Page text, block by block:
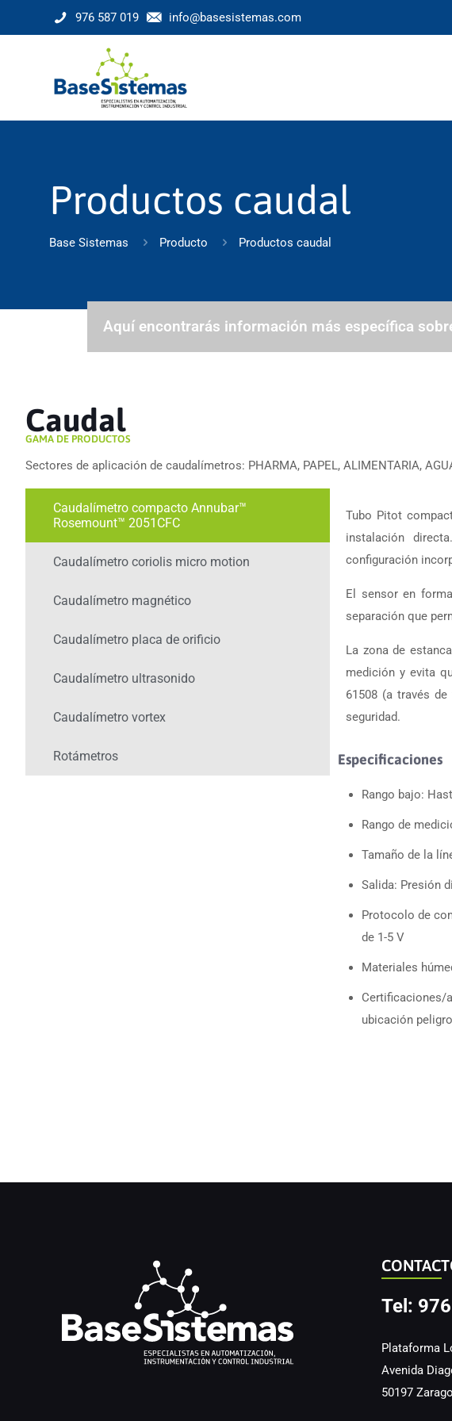
976 587 019 info@basesistemas.com
Productos caudal
Base Sistemas Producto Productos caudal
Aquí encontrarás información más específica
Caudal
GAMA DE PRODUCTOS
Sectores de aplicación de caudalímetros: PHARMA, PAPEL, ALIMENTARIA,
Caudalímetro compacto Annubar™
Rosemount™ 2051CFC
Caudalímetro coriolis micro motion
Caudalímetro magnético
Caudalímetro placa de orificio
Caudalímetro ultrasonido
Caudalímetro vortex
Rotámetros
Tubo Pitot
instalación
configuración
El sensor en
separación que
La zona de
medición y evita
61508 (a través
seguridad.
Especificaciones
Rango bajo:
Rango de
Tamaño de la
Salida: Presión
Protocolo de
de 1-5 V
Materiales
Certificaciones/
ubicación
Tel:
Plataforma
Avenida
50197